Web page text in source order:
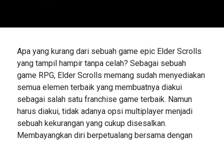
Apa yang kurang dari sebuah game epic Elder Scrolls
yang tampil hampir tanpa celah? Sebagai sebuah
game RPG, Elder Scrolls memang sudah menyediakan
semua elemen terbaik yang membuatnya diakui
sebagai salah satu franchise game terbaik. Namun
harus diakui, tidak adanya opsi multiplayer menjadi
sebuah kekurangan yang cukup disesalkan.
Membayangkan diri berpetualang bersama dengan